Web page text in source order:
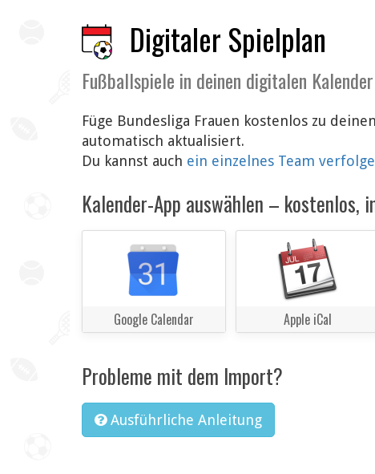
Digitaler Spielplan
Fußballspiele in deinen digitalen
Füge Bundesliga Frauen kostenlos zu
automatisch aktualisiert.
Du kannst auch ein einzelnes Team
Kalender-App auswählen –
Google Calendar Apple iCal
Probleme mit dem Import?
Ausführliche Anleitung